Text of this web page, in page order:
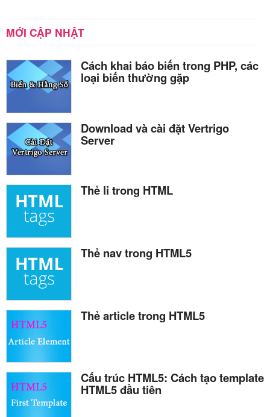
MỚI CẬP NHẬT
Cách khai báo biến trong PHP, các
loại biến thường gặp
Download và cài đặt Vertrigo
Server
Thẻ li trong HTML
Thẻ nav trong HTML5
Thẻ article trong HTML5
Cấu trúc HTML5: Cách tạo template
HTML5 đầu tiên